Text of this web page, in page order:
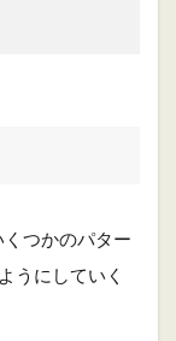
つかのパター
うにしていく